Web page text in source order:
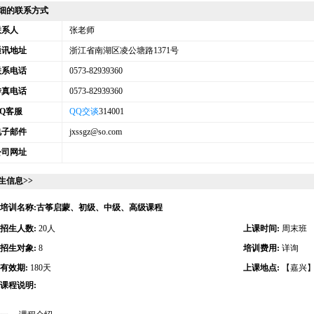
的联系方式
人
张老师
地址 浙江省南湖区凌公塘路1371号
电话 0573-82939360
电话 0573-82939360
客服 QQ交谈314001
邮件 jxssgz@so.com
网址
信息>>
培训名称:古筝启蒙、初级、中级、高级课程
招生人数: 20人 上课时间: 周末班
招生对象: 8 培训费用: 详询
有效期: 180天 上课地点: 【嘉兴
课程说明: